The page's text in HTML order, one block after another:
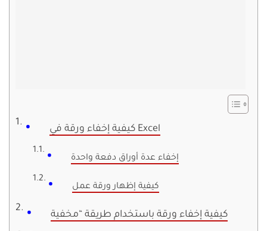
كيفية إخفاء ورقة في Excel
إخفاء عدة أوراق دفعة واحدة
كيفية إظهار ورقة عمل
كيفية إخفاء ورقة باستخدام طريقة “مخفية